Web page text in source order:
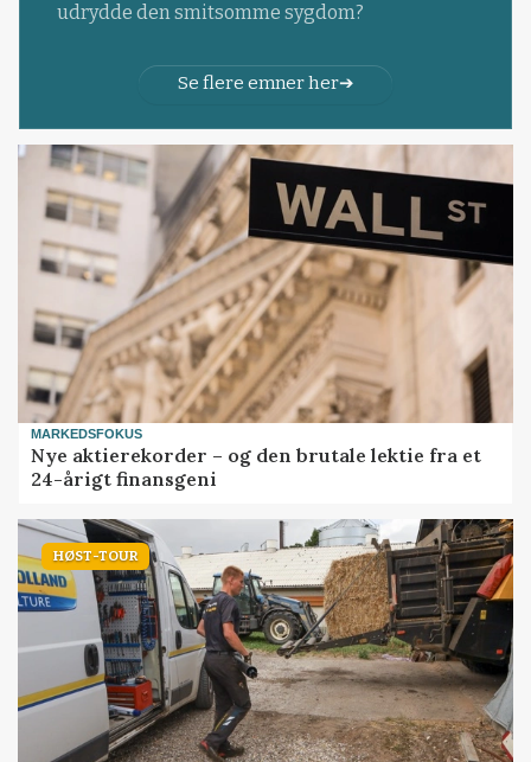
udrydde den smitsomme sygdom?
Se flere emner her
MARKEDSFOKUS
Nye aktierekorder – og den brutale lektie fra et
24-årigt finansgeni
HØST-TOUR